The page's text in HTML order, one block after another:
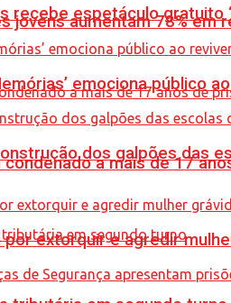
jovens aumentam 78% em
a mais de 17
recebe espetáculo gratuito
emociona público
dos galpões das
por extorquir e agredir